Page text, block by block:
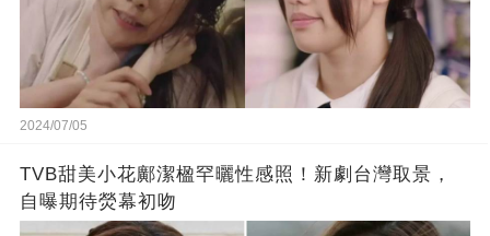
2024/07/05
TVB甜美小花鄺潔楹罕曬性感照！新劇台灣取景，
自曝期待熒幕初吻